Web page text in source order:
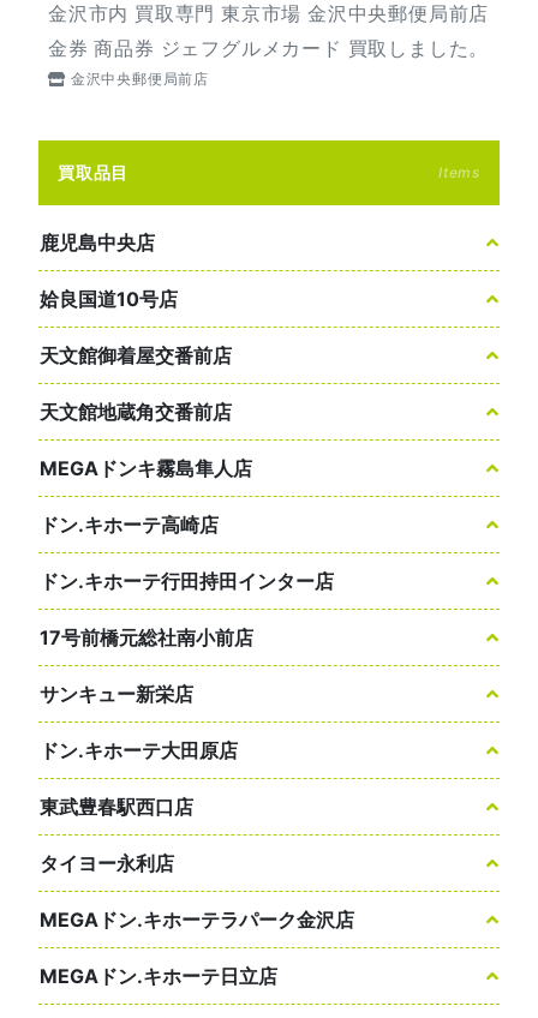
金沢市内 買取専門 東京市場 金沢中央郵便局前店
金券 商品券 ジェフグルメカード 買取しました。
金沢中央郵便局前店
買取品目 Items
鹿児島中央店
姶良国道10号店
天文館御着屋交番前店
天文館地蔵角交番前店
MEGAドンキ霧島隼人店
ドン.キホーテ高崎店
ドン.キホーテ行田持田インター店
17号前橋元総社南小前店
サンキュー新栄店
ドン.キホーテ大田原店
東武豊春駅西口店
タイヨー永利店
MEGAドン.キホーテラパーク金沢店
MEGAドン.キホーテ日立店